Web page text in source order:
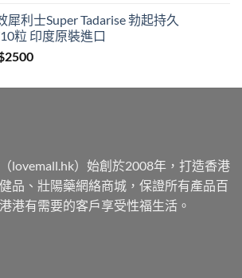
$329
through
$2199
犀利士Super Tadarise 勃起持久
粒 印度原裝進口
2500Price
$489
lovemall.hk）始創於2008年，打造香港
品、壯陽藥網絡商城，保證所有產品百
港有需要的客戶享受性福生活。